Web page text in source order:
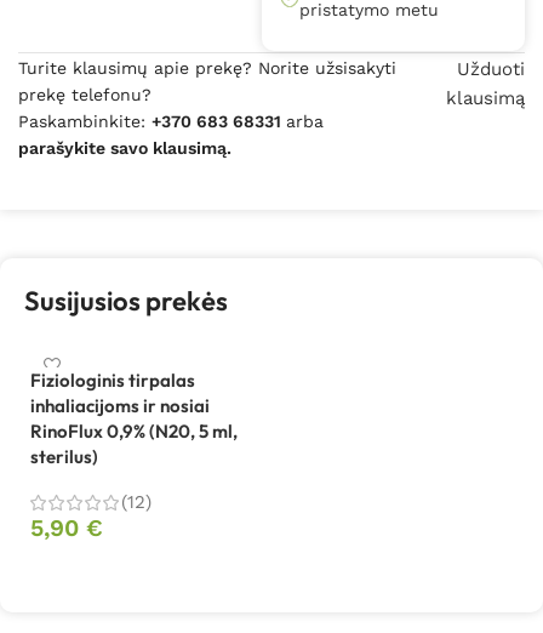
pristatymo metu
Turite klausimų apie prekę? Norite užsisakyti
prekę telefonu?
Paskambinkite: +370 683 68331 arba
parašykite savo klausimą.
Užduoti
klausimą
Susijusios prekės
Fiziologinis tirpalas
inhaliacijoms ir nosiai
RinoFlux 0,9% (N20, 5 ml,
sterilus)
(12)
5,90 €